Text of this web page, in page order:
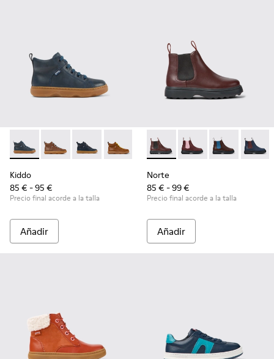
Kiddo - K900189-008 - Botines de piel azules
Kiddo - K900189-028
Kiddo - K900189-026
Kiddo - K900189-025
Kiddo - K900189-021
Kiddo - K900189-020
Kiddo -Kiddo -
Kiddo
85 € - 95 €
Precio final acorde a la talla
Añadir
Norte - K900149-017 -
Norte - K900149-026
Norte -Norte
Norte
85 € - 99 €
Precio final acorde a la talla
Añadir